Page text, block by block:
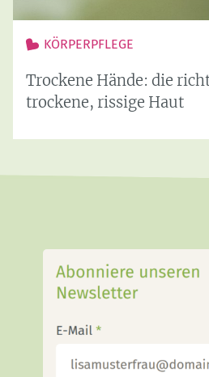
KÖRPERPFLEGE
Trockene Hände: die
trockene, rissige Haut